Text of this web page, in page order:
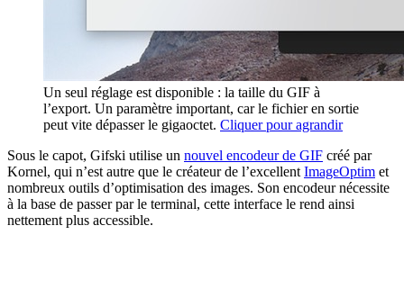
Un seul réglage est disponible : la taille du GIF à
l’export. Un paramètre important, car le fichier en sortie
peut vite dépasser le gigaoctet. Cliquer pour agrandir
Sous le capot, Gifski utilise un nouvel encodeur de GIF créé par
Kornel, qui n’est autre que le créateur de l’excellent ImageOptim et
nombreux outils d’optimisation des images. Son encodeur nécessite
à la base de passer par le terminal, cette interface le rend ainsi
nettement plus accessible.